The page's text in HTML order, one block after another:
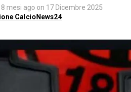
8 mesi ago on 17 Dicembre 2025
CalcioNews24